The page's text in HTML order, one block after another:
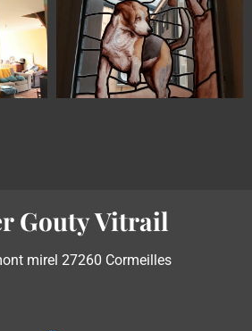
Gouty Vitrail
mirel 27260 Cormeilles